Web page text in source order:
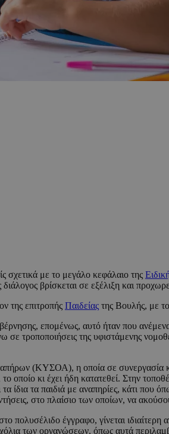
σχετικά με το μεγάλο κεφάλαιο της
βρίσκεται σε εξέλιξη και
της επιτροπής Παιδείας της Βουλής, με
επομένως, αυτό ήταν που
τροποποιήσεις της υφιστάμενης
(ΚΥΣΟΑ), η οποία σε συνεργασία
οποίο κι έχει ήδη κατατεθεί. Στην
ίδια τα παιδιά με αναπηρίες, κάτι
στο πλαίσιο των οποίων, να
έγγραφο, γίνεται ιδιαίτερη
των οργανώσεων, όπως αυτά